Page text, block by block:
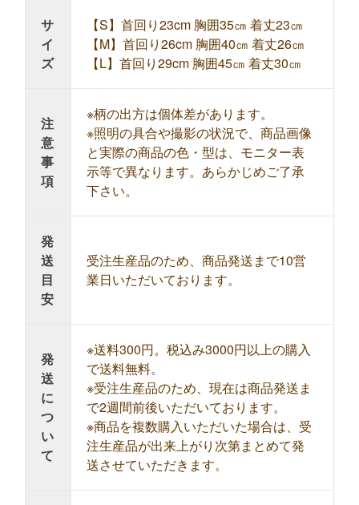
サ
イ
ズ
【S】首回り23cm 胸囲35㎝ 着丈23㎝
【M】首回り26cm 胸囲40㎝ 着丈26㎝
【L】首回り29cm 胸囲45㎝ 着丈30㎝
注
意
事
項
※柄の出方は個体差があります。
※照明の具合や撮影の状況で、商品画像
と実際の商品の色・型は、モニター表
示等で異なります。あらかじめご了承
下さい。
発
送
目
安
受注生産品のため、商品発送まで10営
業日いただいております。
発
送
に
つ
い
て
※送料300円。税込み3000円以上の購入
で送料無料。
※受注生産品のため、現在は商品発送ま
で2週間前後いただいております。
※商品を複数購入いただいた場合は、受
注生産品が出来上がり次第まとめて発
送させていただきます。